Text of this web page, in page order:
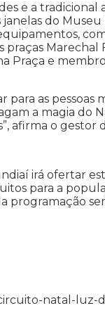
e a
do
Praça e
as pessoas
a magia do
afirma o gestor
irá ofertar
para a
programação
circuito-natal-